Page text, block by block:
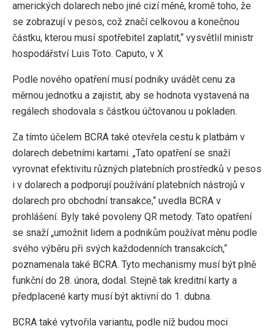
amerických dolarech nebo jiné cizí měně, kromě toho, že
se zobrazují v pesos, což značí celkovou a konečnou
částku, kterou musí spotřebitel zaplatit,“ vysvětlil ministr
hospodářství Luis Toto. Caputo, v X
Podle nového opatření musí podniky uvádět cenu za
měrnou jednotku a zajistit, aby se hodnota vystavená na
regálech shodovala s částkou účtovanou u pokladen.
Za tímto účelem BCRA také otevřela cestu k platbám v
dolarech debetními kartami. „Tato opatření se snaží
vyrovnat efektivitu různých platebních prostředků v pesos
i v dolarech a podporují používání platebních nástrojů v
dolarech pro obchodní transakce,“ uvedla BCRA v
prohlášení. Byly také povoleny QR metody. Tato opatření
se snaží „umožnit lidem a podnikům používat měnu podle
svého výběru při svých každodenních transakcích,“
poznamenala také BCRA. Tyto mechanismy musí být plně
funkční do 28. února, dodal. Stejně tak kreditní karty a
předplacené karty musí být aktivní do 1. dubna.
BCRA také vytvořila variantu, podle níž budou moci